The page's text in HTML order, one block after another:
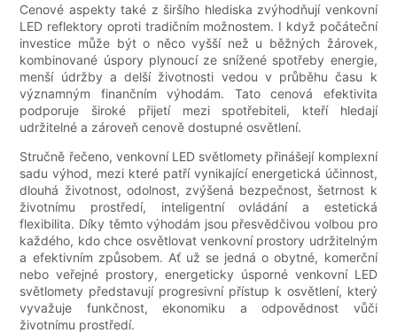
Cenové aspekty také z širšího hlediska zvýhodňují venkovní
LED reflektory oproti tradičním možnostem. I když počáteční
investice může být o něco vyšší než u běžných žárovek,
kombinované úspory plynoucí ze snížené spotřeby energie,
menší údržby a delší životnosti vedou v průběhu času k
významným finančním výhodám. Tato cenová efektivita
podporuje široké přijetí mezi spotřebiteli, kteří hledají
udržitelné a zároveň cenově dostupné osvětlení.
Stručně řečeno, venkovní LED světlomety přinášejí komplexní
sadu výhod, mezi které patří vynikající energetická účinnost,
dlouhá životnost, odolnost, zvýšená bezpečnost, šetrnost k
životnímu prostředí, inteligentní ovládání a estetická
flexibilita. Díky těmto výhodám jsou přesvědčivou volbou pro
každého, kdo chce osvětlovat venkovní prostory udržitelným
a efektivním způsobem. Ať už se jedná o obytné, komerční
nebo veřejné prostory, energeticky úsporné venkovní LED
světlomety představují progresivní přístup k osvětlení, který
vyvažuje funkčnost, ekonomiku a odpovědnost vůči
životnímu prostředí.